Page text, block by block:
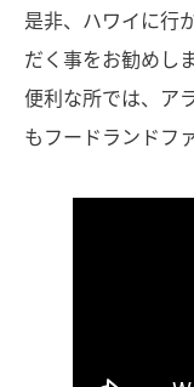
是非、ハワイに行
だく事をお勧めしま
便利な所では、ア
もフードランドフ